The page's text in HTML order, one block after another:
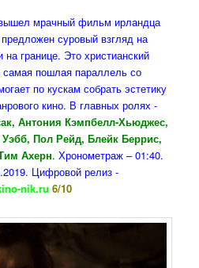
мрачный фильм ирландца
суровый взгляд на
границе. Это христианский
пошлая параллель со
по кускам собрать эстетику
кино. В главных ролях -
Антония Кэмпбелл-Хьюджес,
Пол Рейд, Блейк Беррис,
Ахерн. Хронометраж – 01:40.
Цифровой релиз -
nik.ru 6/10